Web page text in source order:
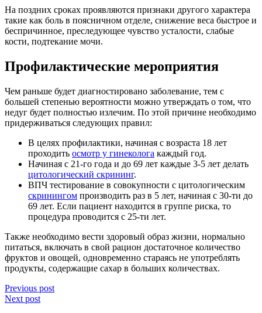
На поздних сроках проявляются признаки другого характера
такие как боль в поясничном отделе, снижение веса быстрое и
беспричинное, преследующее чувство усталости, слабые
кости, подтекание мочи.
Профилактические мероприятия
Чем раньше будет диагностировано заболевание, тем с
большей степенью вероятности можно утверждать о том, что
недуг будет полностью излечим. По этой причине необходимо
придерживаться следующих правил:
В целях профилактики, начиная с возраста 18 лет
проходить осмотр у гинеколога каждый год.
Начиная с 21-го года и до 69 лет каждые 3-5 лет делать
цитологический скрининг.
ВПЧ тестирование в совокупности с цитологическим
скринингом производить раз в 5 лет, начиная с 30-ти до
69 лет. Если пациент находится в группе риска, то
процедура проводится с 25-ти лет.
Также необходимо вести здоровый образ жизни, нормально
питаться, включать в свой рацион достаточное количество
фруктов и овощей, одновременно стараясь не употреблять
продукты, содержащие сахар в больших количествах.
Previous post
Next post